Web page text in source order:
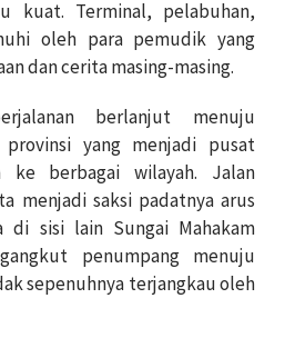
kuat. Terminal, pelabuhan,
oleh para pemudik yang
dan cerita masing-masing.
berlanjut menuju
yang menjadi pusat
ke berbagai wilayah. Jalan
menjadi saksi padatnya arus
di sisi lain Sungai Mahakam
penumpang menuju
sepenuhnya terjangkau oleh